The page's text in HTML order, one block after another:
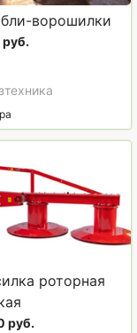
ворошилки
роторная
руб.